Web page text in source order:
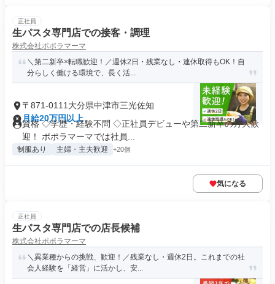
正社員
生パスタ専門店での接客・調理
株式会社ポポラマーマ
＼第二新卒×転職歓迎！／週休2日・残業なし・連休取得もOK！自
分らしく働ける環境で、長く活...
〒871-0111大分県中津市三光佐知
月給20万円以上
資格 ◇学歴・経験不問 ◇正社員デビューや第二新卒の方大歓
迎！ ポポラマーマでは社員...
制服あり 主婦・主夫歓迎 +20個
気になる
正社員
生パスタ専門店での店長候補
株式会社ポポラマーマ
＼異業種からの挑戦、歓迎！／残業なし・週休2日。これまでの社
会人経験を「経営」に活かし、安...